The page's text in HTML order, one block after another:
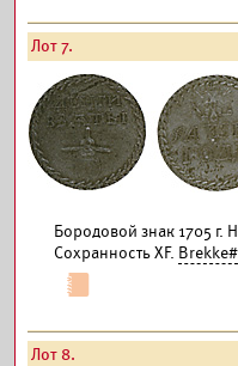
Лот 7.
Бородовой знак 1705 г.
Сохранность XF. Brekke#
Лот 8.